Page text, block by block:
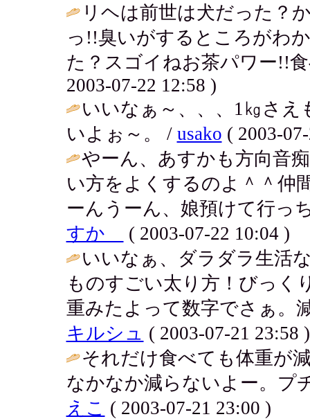
リヘは前世は犬だった？
っ!!臭いがするところがわ
た？スゴイねお茶パワー!!
2003-07-22 12:58 )
いいなぁ～、、、1㎏さ
いよぉ～。 / usako ( 2003-
やーん、あすかも方向音
い方をよくするのよ＾＾仲
ーんうーん、娘預けて行
すか
( 2003-07-22 10:04 )
いいなぁ、ダラダラ生活
ものすごい太り方！びっく
重みたよって数字でさぁ。
キルシュ ( 2003-07-21 23:58 )
それだけ食べても体重が
なかなか減らないよー。プ
えこ ( 2003-07-21 23:00 )